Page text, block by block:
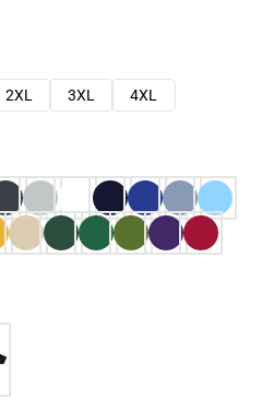
2XL 3XL
4XL